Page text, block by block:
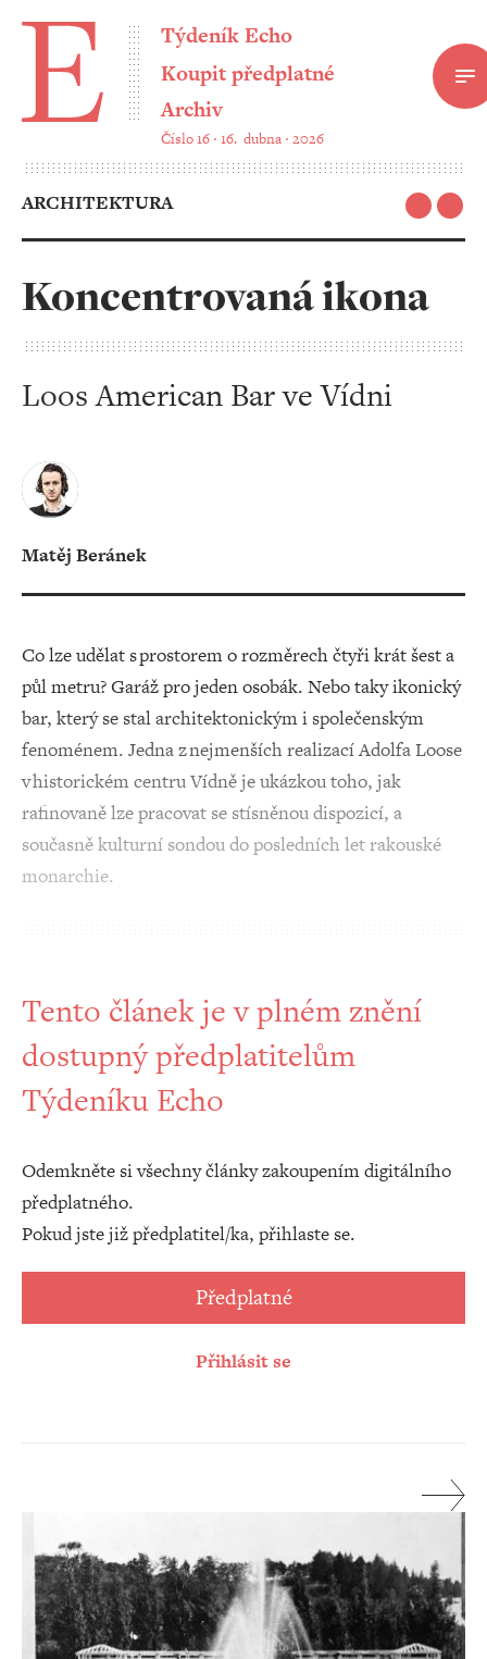
Týdeník Echo
Koupit předplatné
Archiv
Číslo 16 ‧ 16. dubna ‧ 2026
ARCHITEKTURA
Koncentrovaná ikona
Loos American Bar ve Vídni
Matěj Beránek
Co lze udělat s prostorem o rozměrech čtyři krát šest a
půl metru? Garáž pro jeden osobák. Nebo taky ikonický
bar, který se stal architektonickým i společenským
fenoménem. Jedna z nejmenších realizací Adolfa Loose
v historickém centru Vídně je ukázkou toho, jak
rafinovaně lze pracovat se stísněnou dispozicí, a
současně kulturní sondou do posledních let rakouské
monarchie.
Tento článek je v plném znění
dostupný předplatitelům
Týdeníku Echo
Odemkněte si všechny články zakoupením digitálního
předplatného.
Pokud jste již předplatitel/ka, přihlaste se.
Předplatné
Přihlásit se